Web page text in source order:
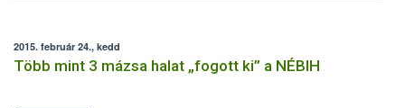
2015. február 24., kedd
Több mint 3 mázsa halat „fogott ki” a NÉBIH